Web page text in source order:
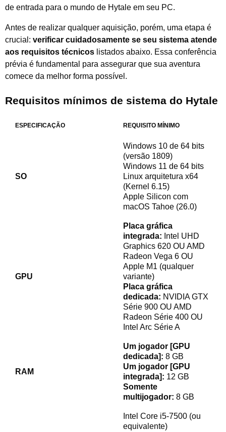
de entrada para o mundo de Hytale em seu PC.
Antes de realizar qualquer aquisição, porém, uma etapa é
crucial: verificar cuidadosamente se seu sistema atende
aos requisitos técnicos listados abaixo. Essa conferência
prévia é fundamental para assegurar que sua aventura
comece da melhor forma possível.
Requisitos mínimos de sistema do Hytale
ESPECIFICAÇÃO REQUISITO MÍNIMO
SO
Windows 10 de 64 bits
(versão 1809)
Windows 11 de 64 bits
Linux arquitetura x64
(Kernel 6.15)
Apple Silicon com
macOS Tahoe (26.0)
GPU
Placa gráfica
integrada: Intel UHD
Graphics 620 OU AMD
Radeon Vega 6 OU
Apple M1 (qualquer
variante)
Placa gráfica
dedicada: NVIDIA GTX
Série 900 OU AMD
Radeon Série 400 OU
Intel Arc Série A
RAM
Um jogador [GPU
dedicada]: 8 GB
Um jogador [GPU
integrada]: 12 GB
Somente
multijogador: 8 GB
Intel Core i5-7500 (ou
equivalente)